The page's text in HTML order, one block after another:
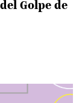
Golpe de